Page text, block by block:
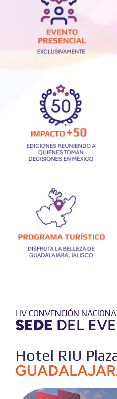
LIV CONVENCIÓN
SEDE DEL
Hotel RIU